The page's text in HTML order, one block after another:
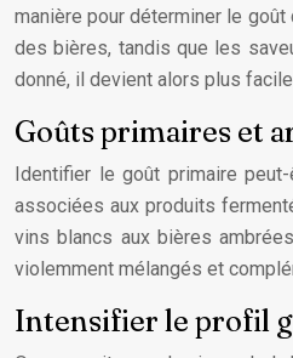
manière pour déterminer le
des bières, tandis que les
donné, il devient alors plus
Goûts primaires et
Identifier le goût primaire
associées aux produits
vins blancs aux bières
violemment mélangés et
Intensifier le profil